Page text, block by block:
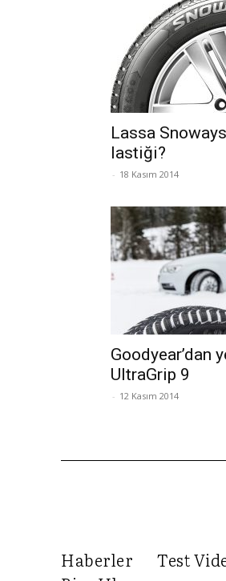
Lassa
lastiği?
- 18 Kasım 2014
Goodyear’dan
UltraGrip 9
- 12 Kasım 2014
Haberler Test